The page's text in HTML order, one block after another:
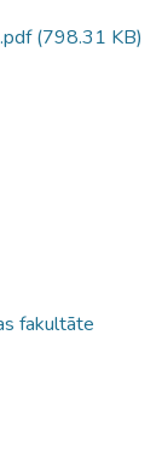
(798.31 KB)
fakultāte